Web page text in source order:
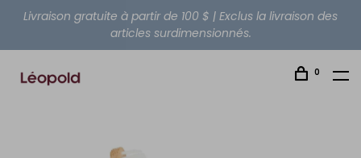
Livraison gratuite à partir de 100 $ | Exclus la livraison des
articles surdimensionnés.
0